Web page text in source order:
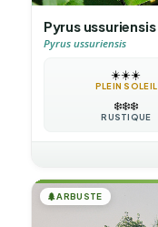
Pyrus ussuriensis
Pyrus ussuriensis
☀️☀️☀️
PLEIN SOLEIL
❄️❄️❄️
RUSTIQUE
🌲ARBUSTE